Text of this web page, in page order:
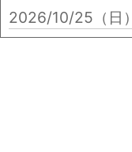
2026/10/25（日）